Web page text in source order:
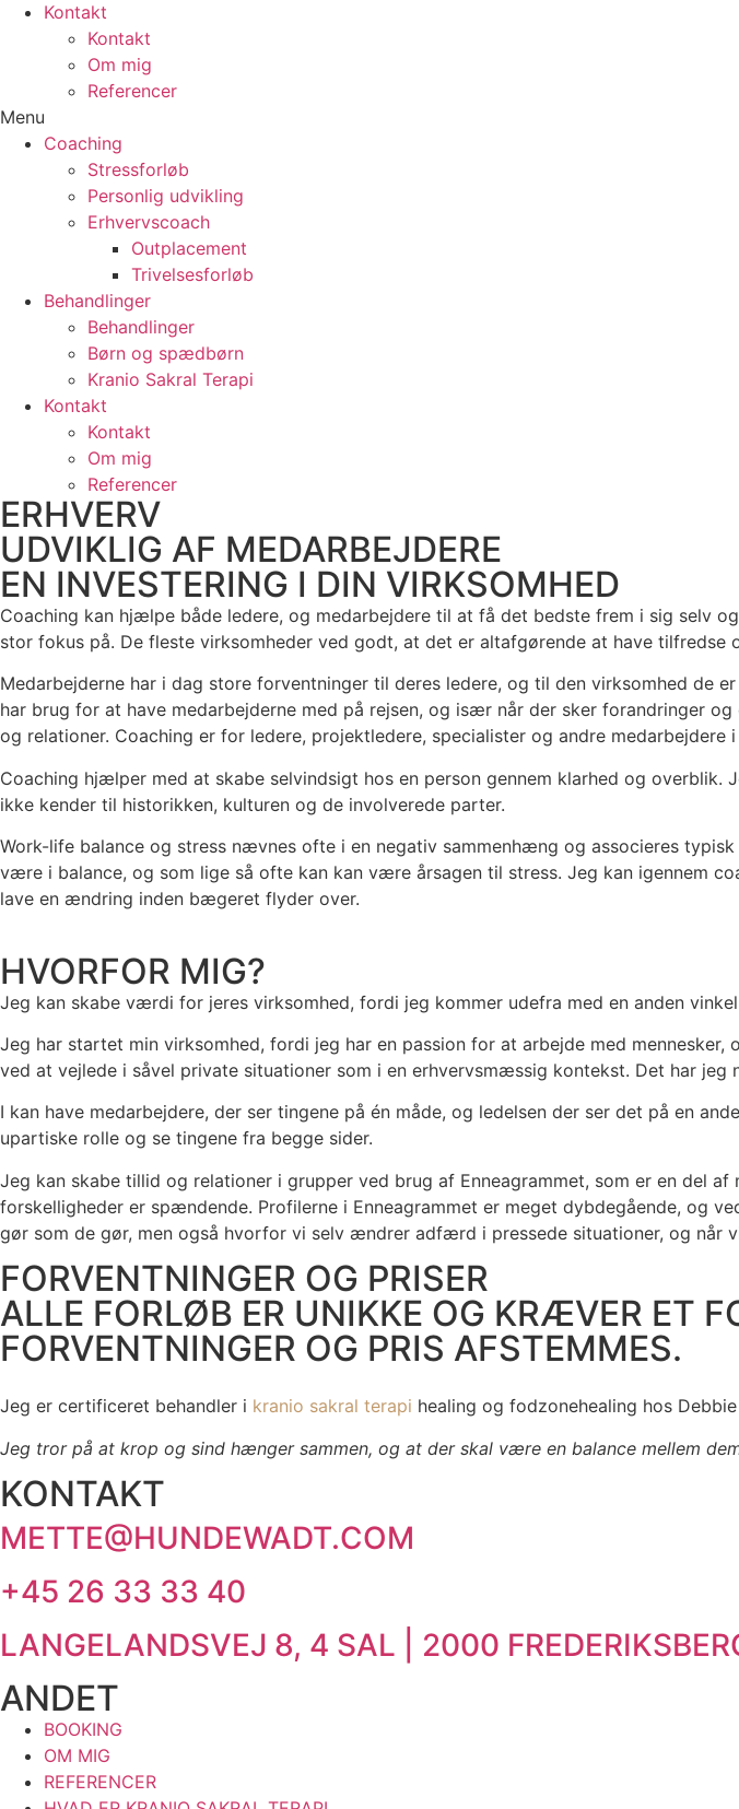
Kontakt
Kontakt
Om mig
Referencer
Menu
Coaching
Stressforløb
Personlig udvikling
Erhvervscoach
Outplacement
Trivelsesforløb
Behandlinger
Behandlinger
Børn og spædbørn
Kranio Sakral Terapi
Kontakt
Kontakt
Om mig
Referencer
ERHVERV
UDVIKLIG AF MEDARBEJDERE
EN INVESTERING I DIN VIRKSOMHED
Coaching kan hjælpe både ledere, og medarbejdere til at få det bedste frem i sig selv
stor fokus på. De fleste virksomheder ved godt, at det er altafgørende at have tilfredse
Medarbejderne har i dag store forventninger til deres ledere, og til den virksomhed
har brug for at have medarbejderne med på rejsen, og især når der sker forandringer
og relationer. Coaching er for ledere, projektledere, specialister og andre medarbejdere
Coaching hjælper med at skabe selvindsigt hos en person gennem klarhed og
ikke kender til historikken, kulturen og de involverede parter.
Work-life balance og stress nævnes ofte i en negativ sammenhæng og associeres
være i balance, og som lige så ofte kan kan være årsagen til stress. Jeg kan igennem
lave en ændring inden bægeret flyder over.
HVORFOR MIG?
Jeg kan skabe værdi for jeres virksomhed, fordi jeg kommer udefra med en anden
Jeg har startet min virksomhed, fordi jeg har en passion for at arbejde med
ved at vejlede i såvel private situationer som i en erhvervsmæssig kontekst. Det har
I kan have medarbejdere, der ser tingene på én måde, og ledelsen der ser det på en
upartiske rolle og se tingene fra begge sider.
Jeg kan skabe tillid og relationer i grupper ved brug af Enneagrammet, som er en del
forskelligheder er spændende. Profilerne i Enneagrammet er meget dybdegående, og
gør som de gør, men også hvorfor vi selv ændrer adfærd i pressede situationer, og når
FORVENTNINGER OG PRISER
ALLE FORLØB ER UNIKKE OG KRÆVER ET
FORVENTNINGER OG PRIS AFSTEMMES.
Jeg er certificeret behandler i kranio sakral terapi healing og fodzonehealing hos Debbie
Jeg tror på at krop og sind hænger sammen, og at der skal være en balance mellem
KONTAKT
METTE@HUNDEWADT.COM
+45 26 33 33 40
LANGELANDSVEJ 8, 4 SAL | 2000
ANDET
BOOKING
OM MIG
REFERENCER